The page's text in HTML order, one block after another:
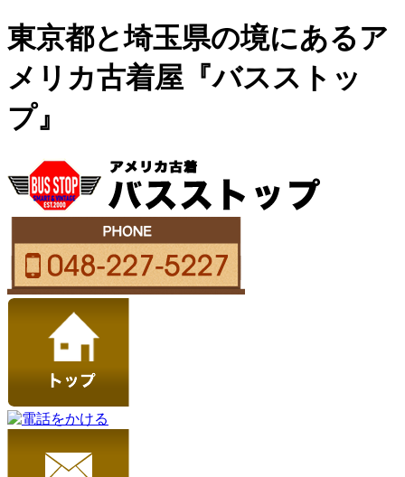
東京都と埼玉県の境にあるア
メリカ古着屋『バスストッ
プ』